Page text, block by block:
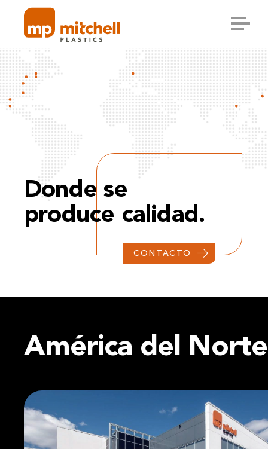
content
Donde se
produce calidad.
CONTACTO
América del Norte